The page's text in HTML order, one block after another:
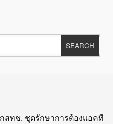
สทช. ชุดรักษาการต้องแอคที